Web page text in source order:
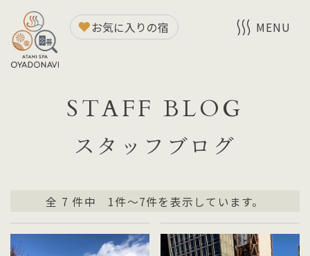
STAFF BLOG
スタッフブログ
お気に入りの宿 MENU
全 7 件中 1件～7件を表示しています。